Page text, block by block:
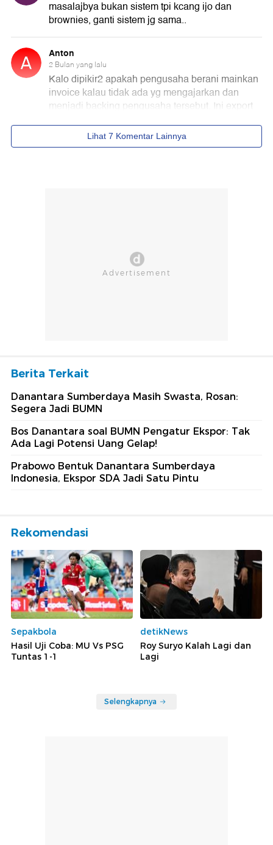
Berita Terkait
Danantara Sumberdaya Masih Swasta, Rosan:
Segera Jadi BUMN
Bos Danantara soal BUMN Pengatur Ekspor: Tak
Ada Lagi Potensi Uang Gelap!
Prabowo Bentuk Danantara Sumberdaya
Indonesia, Ekspor SDA Jadi Satu Pintu
Rekomendasi
Sepakbola
Hasil Uji Coba: MU Vs PSG
Tuntas 1-1
detikNews
Roy Suryo Kalah Lagi dan
Lagi
Selengkapnya